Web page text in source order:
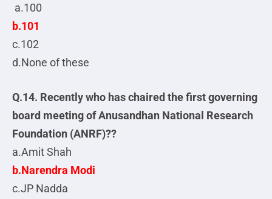
a.100
b.101
c.102
d.None of these
Q.14. Recently who has chaired the first governing
board meeting of Anusandhan National Research
Foundation (ANRF)??
a.Amit Shah
b.Narendra Modi
c.JP Nadda